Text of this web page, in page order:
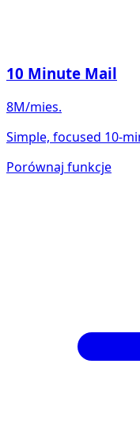
10 Minute Mail
8M/mies.
Simple, focused 10-
Porównaj funkcje